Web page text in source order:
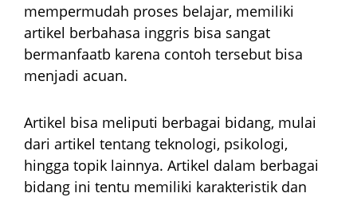
mempermudah proses belajar, memiliki
artikel berbahasa inggris bisa sangat
bermanfaatb karena contoh tersebut bisa
menjadi acuan.
Artikel bisa meliputi berbagai bidang, mulai
dari artikel tentang teknologi, psikologi,
hingga topik lainnya. Artikel dalam berbagai
bidang ini tentu memiliki karakteristik dan